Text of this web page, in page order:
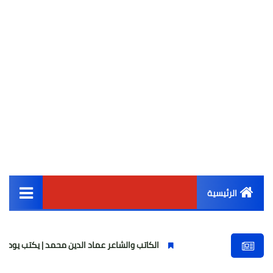
الرئيسية
أخبار مصر
الكاتب والشاعر عماد الدين محمد | يكتب يوميات شاعر وقصيدة :